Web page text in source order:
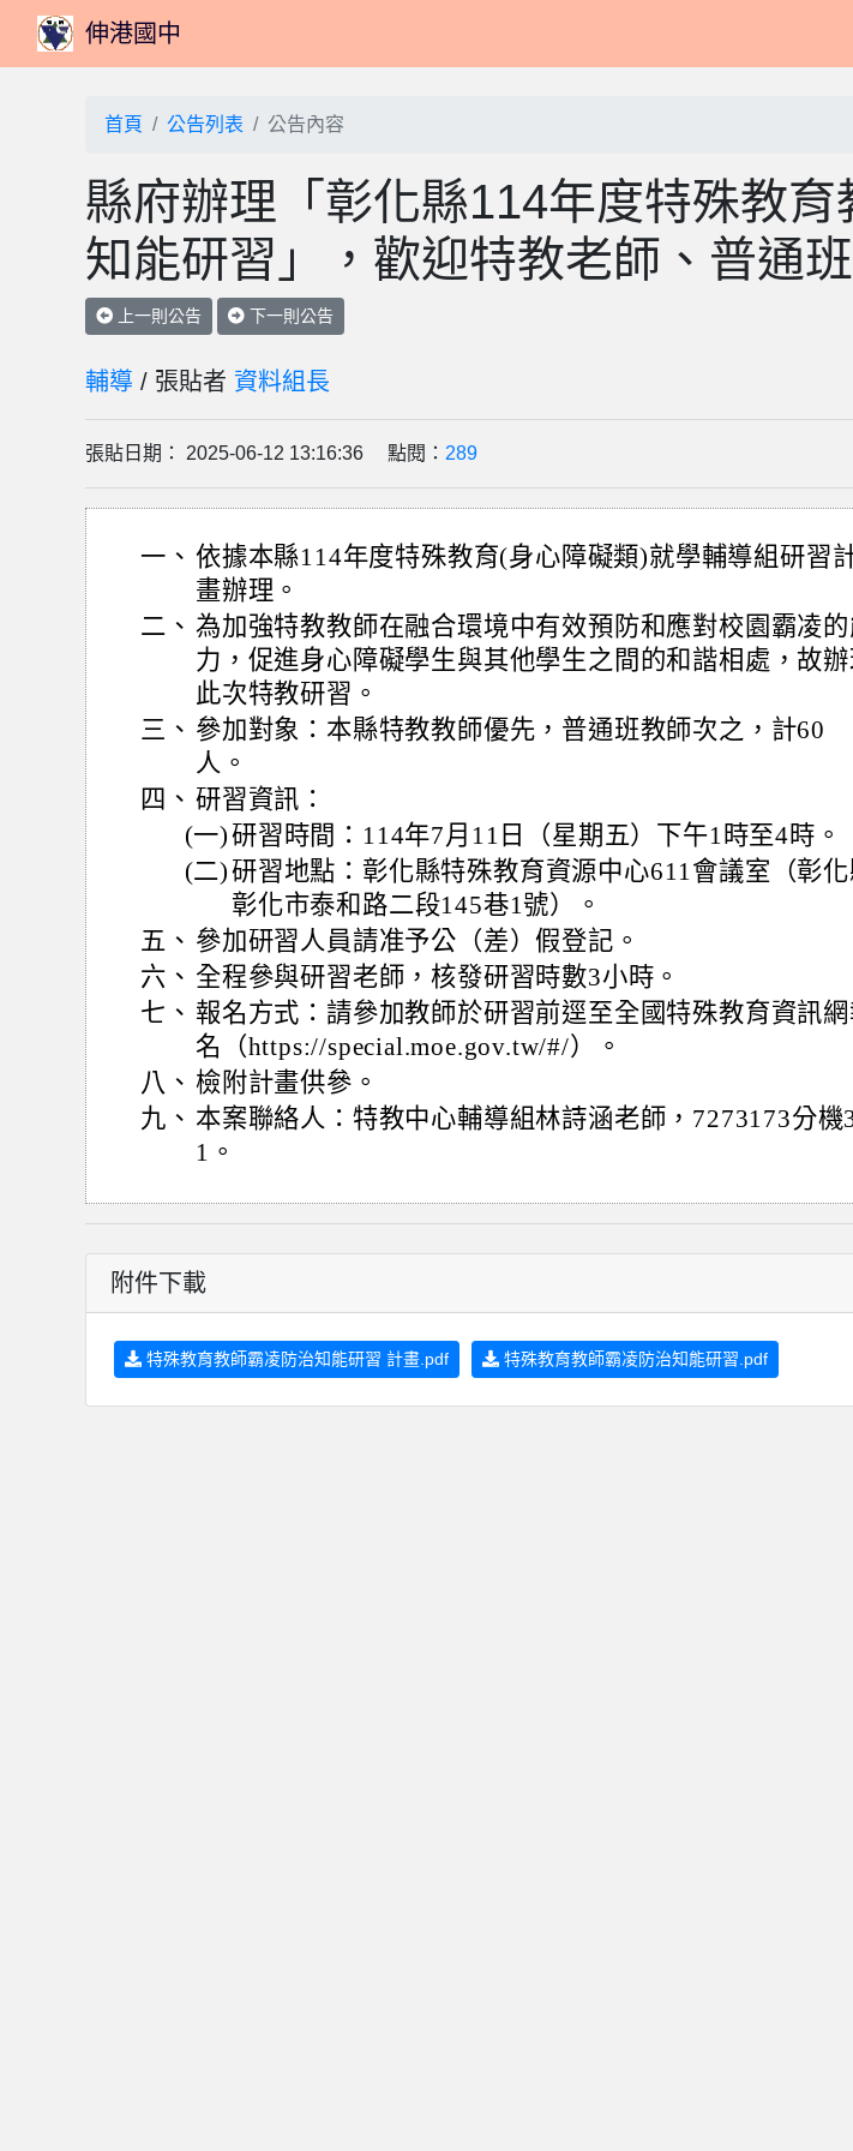
伸港國中
首頁 公告列表 公告內容
縣府辦理「彰化縣114年度特殊教育
知能研習」，歡迎特教老師、普通
上一則公告 下一則公告
輔導 / 張貼者 資料組長
張貼日期： 2025-06-12 13:16:36 點閱： 289
一、 依據本縣114年度特殊教育(身心障礙類)就學輔導組研習
畫辦理。
二、 為加強特教教師在融合環境中有效預防和應對校園霸凌
力，促進身心障礙學生與其他學生之間的和諧相處，故辦
此次特教研習。
三、 參加對象：本縣特教教師優先，普通班教師次之，計60
人。
四、 研習資訊：
(一)研習時間：114年7月11日（星期五）下午1時至4時。
(二)研習地點：彰化縣特殊教育資源中心611會議室（彰
彰化市泰和路二段145巷1號）。
五、 參加研習人員請准予公（差）假登記。
六、 全程參與研習老師，核發研習時數3小時。
七、 報名方式：請參加教師於研習前逕至全國特殊教育資訊網
名（https://special.moe.gov.tw/#/）。
八、 檢附計畫供參。
九、 本案聯絡人：特教中心輔導組林詩涵老師，7273173分機
1。
附件下載
特殊教育教師霸凌防治知能研習 計畫.pdf 特殊教育教師霸凌防治知能研習.pdf